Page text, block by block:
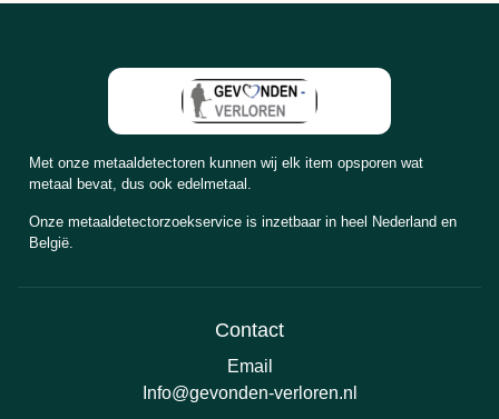
Met onze metaaldetectoren kunnen wij elk item opsporen wat
metaal bevat, dus ook edelmetaal.
Onze metaaldetectorzoekservice is inzetbaar in heel Nederland en
België.
Contact
Email
Info@gevonden-verloren.nl